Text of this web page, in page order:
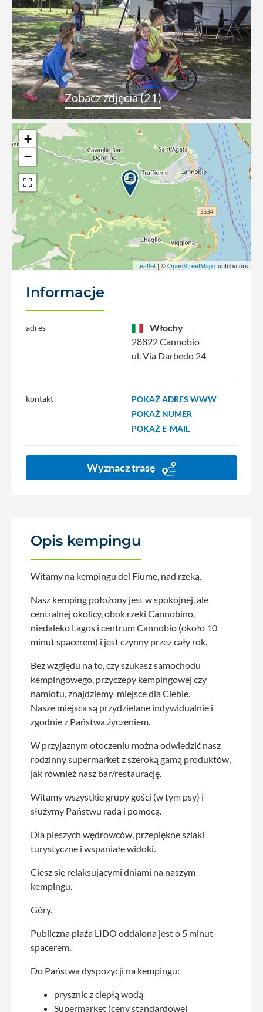
Zobacz zdjęcia (21)
+
−
Leaflet | ©OpenStreetMapcontributors
Informacje
adres
Włochy
28822 Cannobio
ul. Via Darbedo 24
kontakt
POKAŻ ADRES WWW
POKAŻ NUMER
POKAŻ E-MAIL
Wyznacz trasę
Opis kempingu
Witamy na kempingu del Fiume, nad rzeką.
Nasz kemping położony jest w spokojnej, ale
centralnej okolicy, obok rzeki Cannobino,
niedaleko Lagos i centrum Cannobio (około 10
minut spacerem) i jest czynny przez cały rok.
Bez względu na to, czy szukasz samochodu
kempingowego, przyczepy kempingowej czy
namiotu, znajdziemy miejsce dla Ciebie.
Nasze miejsca są przydzielane indywidualnie i
zgodnie z Państwa życzeniem.
W przyjaznym otoczeniu można odwiedzić nasz
rodzinny supermarket z szeroką gamą produktów,
jak również nasz bar/restaurację.
Witamy wszystkie grupy gości (w tym psy) i
służymy Państwu radą i pomocą.
Dla pieszych wędrowców, przepiękne szlaki
turystyczne i wspaniałe widoki.
Ciesz się relaksującymi dniami na naszym
kempingu.
Góry.
Publiczna plaża LIDO oddalona jest o 5 minut
spacerem.
Do Państwa dyspozycji na kempingu:
prysznic z ciepłą wodą
Supermarket (ceny standardowe)